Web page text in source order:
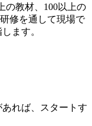
の教材、100以上の
修を通して現場で
ます。
れば、スタートす